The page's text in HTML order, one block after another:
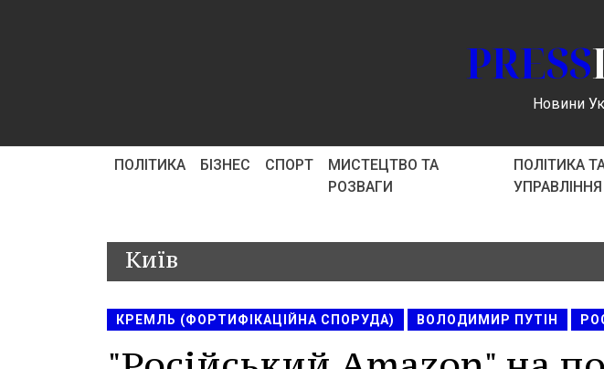
PRESS
Новини
ПОЛІТИКА БІЗНЕС СПОРТ
МИСТЕЦТВО ТА
РОЗВАГИ
ПОЛІТИКА
УПРАВЛІННЯ
Київ
КРЕМЛЬ (ФОРТИФІКАЦІЙНА СПОРУДА) ВОЛОДИМИР ПУТІН